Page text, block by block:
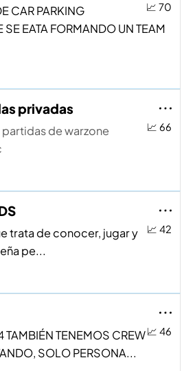
📈 70
CAR PARKING
SE EATA FORMANDO UN TEAM
📈 66
privadas
de warzone
📈 42
trata de conocer, jugar y
pe...
📈 46
TAMBIÉN TENEMOS CREW
SOLO PERSONA...